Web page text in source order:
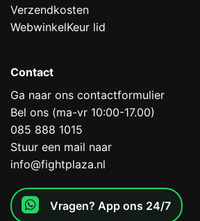
Verzendkosten
WebwinkelKeur lid
Contact
Ga naar ons contactformulier
Bel ons (ma-vr 10:00-17.00)
085 888 1015
Stuur een mail naar
info@fightplaza.nl
Vragen? App ons 24/7